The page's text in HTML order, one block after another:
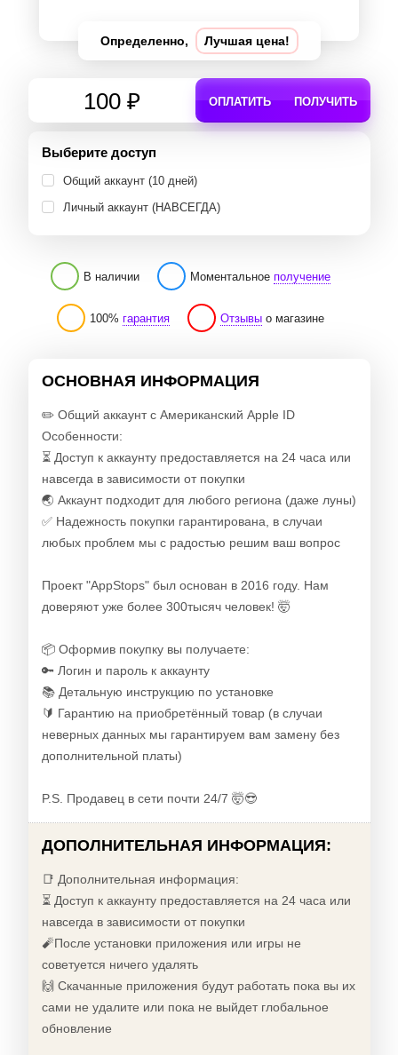
Определенно, Лучшая цена!
100 ₽ ОПЛАТИТЬ ПОЛУЧИТЬ
Выберите доступ
Общий аккаунт (10 дней)
Личный аккаунт (НАВСЕГДА)
В наличии Моментальное получение
100% гарантия Отзывыо магазине
ОСНОВНАЯ ИНФОРМАЦИЯ
✏️ Общий аккаунт с Американский Apple ID
Особенности:
⏳ Доступ к аккаунту предоставляется на 24 часа или
навсегда в зависимости от покупки
🌏 Аккаунт подходит для любого региона (даже луны)
✅ Надежность покупки гарантирована, в случаи
любых проблем мы с радостью решим ваш вопрос
Проект "AppStops" был основан в 2016 году. Нам
доверяют уже более 300тысяч человек! 🤯
📦 Оформив покупку вы получаете:
🔑 Логин и пароль к аккаунту
📚 Детальную инструкцию по установке
🔰 Гарантию на приобретённый товар (в случаи
неверных данных мы гарантируем вам замену без
дополнительной платы)
P.S. Продавец в сети почти 24/7 🤯😎
ДОПОЛНИТЕЛЬНАЯ ИНФОРМАЦИЯ:
📑 Дополнительная информация:
⏳ Доступ к аккаунту предоставляется на 24 часа или
навсегда в зависимости от покупки
🧨После установки приложения или игры не
советуется ничего удалять
🙌 Скачанные приложения будут работать пока вы их
сами не удалите или пока не выйдет глобальное
обновление